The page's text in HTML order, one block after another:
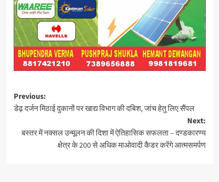
Post
navigation
Previous:
डेढ़ दर्जन मिठाई दुकानों पर खाद्य विभाग की दबिश, जांच हेतु लिए सैंपल
Next:
बस्तर में नक्सल उन्मूलन की दिशा में ऐतिहासिक सफलता – दण्डकारण्य
क्षेत्र के 200 से अधिक माओवादी कैडर करेंगे आत्मसमर्पण